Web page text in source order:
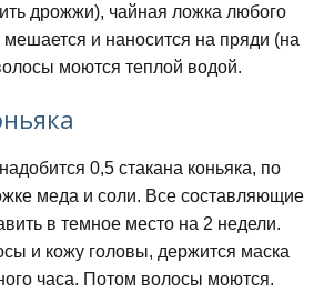
дрожжи), чайная ложка любого
и наносится на пряди (на
моются теплой водой.
0,5 стакана коньяка, по
меда и соли. Все составляющие
в темное место на 2 недели.
и кожу головы, держится маска
часа. Потом волосы моются.